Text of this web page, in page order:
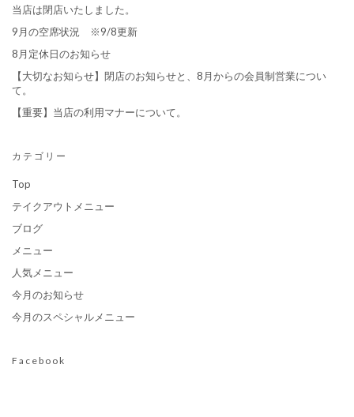
当店は閉店いたしました。
9月の空席状況 ※9/8更新
8月定休日のお知らせ
【大切なお知らせ】閉店のお知らせと、8月からの会員制営業につい
て。
【重要】当店の利用マナーについて。
カテゴリー
Top
テイクアウトメニュー
ブログ
メニュー
人気メニュー
今月のお知らせ
今月のスペシャルメニュー
Facebook